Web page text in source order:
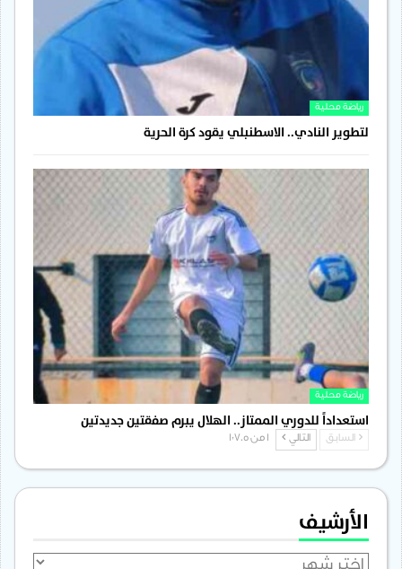
رياضة محلية
لتطوير النادي.. الاسطنبلي يقود كرة الحرية
رياضة محلية
استعداداً للدوري الممتاز.. الهلال يبرم صفقتين جديدتين
السابق التالي
الأرشيف
الأرشيف